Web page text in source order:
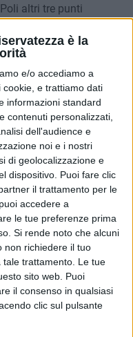
è la
e/o accediamo a
e trattiamo dati
informazioni standard
contenuti personalizzati,
dell'audience e
noi e i nostri
di geolocalizzazione e
dispositivo. Puoi fare clic
il trattamento per le
accedere a
le tue preferenze prima
Si rende noto che alcuni
non richiedere il tuo
trattamento. Le tue
sito web. Puoi
il consenso in qualsiasi
clic sul pulsante
altri tre punti
con il Casarano e
solo vincere
«Dobbiamo
arriva il fanalino di
la festa per la